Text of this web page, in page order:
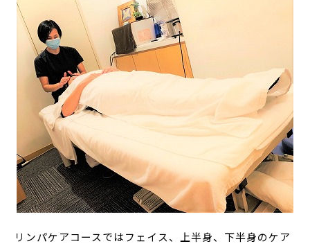
リンパケアコースではフェイス、上半身、下半身のケア